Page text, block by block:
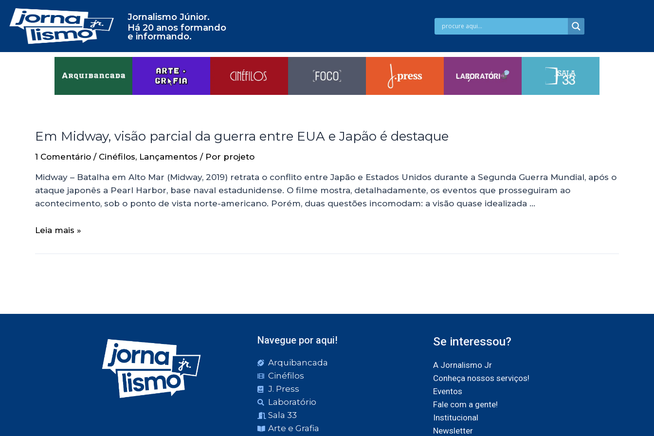
Jornalismo Júnior.
Há 20 anos formando
e informando.
Em Midway, visão parcial da guerra entre EUA e Japão é destaque
1 Comentário / Cinéfilos, Lançamentos / Por projeto
Midway – Batalha em Alto Mar (Midway, 2019) retrata o conflito entre Japão e Estados Unidos durante a Segunda Guerra Mundial, após o
ataque japonês a Pearl Harbor, base naval estadunidense. O filme mostra, detalhadamente, os eventos que prosseguiram ao
acontecimento, sob o ponto de vista norte-americano. Porém, duas questões incomodam: a visão quase idealizada …
Leia mais »
Navegue por aqui!
Arquibancada
Cinéfilos
J. Press
Laboratório
Sala 33
Arte e Grafia
Se interessou?
A Jornalismo Jr
Conheça nossos serviços!
Eventos
Fale com a gente!
Institucional
Newsletter